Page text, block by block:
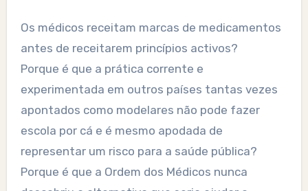
Os médicos receitam marcas de medicamentos
antes de receitarem princípios activos?
Porque é que a prática corrente e
experimentada em outros países tantas vezes
apontados como modelares não pode fazer
escola por cá e é mesmo apodada de
representar um risco para a saúde pública?
Porque é que a Ordem dos Médicos nunca